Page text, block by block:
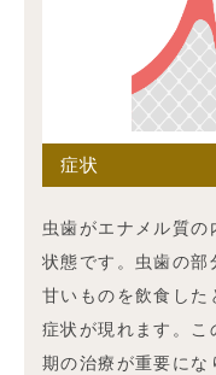
症状
虫歯がエナメル質の
状態です。虫歯の部
甘いものを飲食した
症状が現れます。こ
期の治療が重要にな